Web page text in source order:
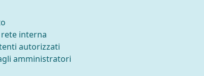
interna
autorizzati
amministratori